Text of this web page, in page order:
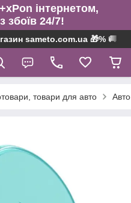
інтернетом,
збоїв 24/7!
sameto.com.ua 🎁% 🚚 ⤵
товари для авто